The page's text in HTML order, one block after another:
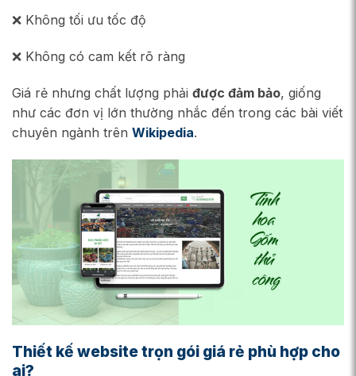
❌ Không tối ưu tốc độ
❌ Không có cam kết rõ ràng
Giá rẻ nhưng chất lượng phải được đảm bảo, giống
như các đơn vị lớn thường nhắc đến trong các bài viết
chuyên ngành trên Wikipedia.
Thiết kế website trọn gói giá rẻ phù hợp cho
ai?